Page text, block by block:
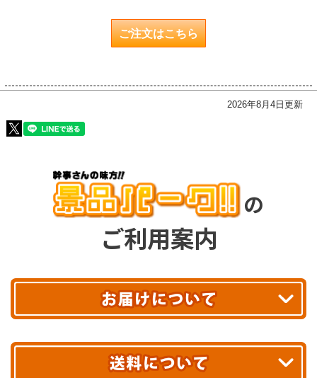
ご注文はこちら
2026年8月4日更新
の
ご利用案内
最短翌日お届け!